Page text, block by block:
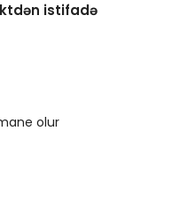
istifadə
olur